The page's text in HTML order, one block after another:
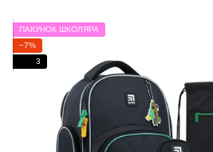
ПАКУНОК ШКОЛЯРА
−7%
3